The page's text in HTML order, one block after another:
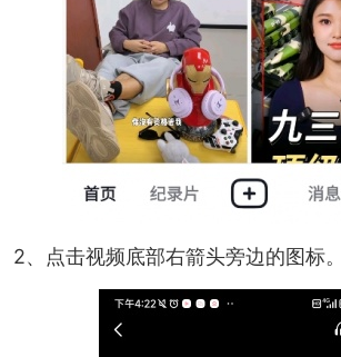
2、点击视频底部右箭头旁边的图标。